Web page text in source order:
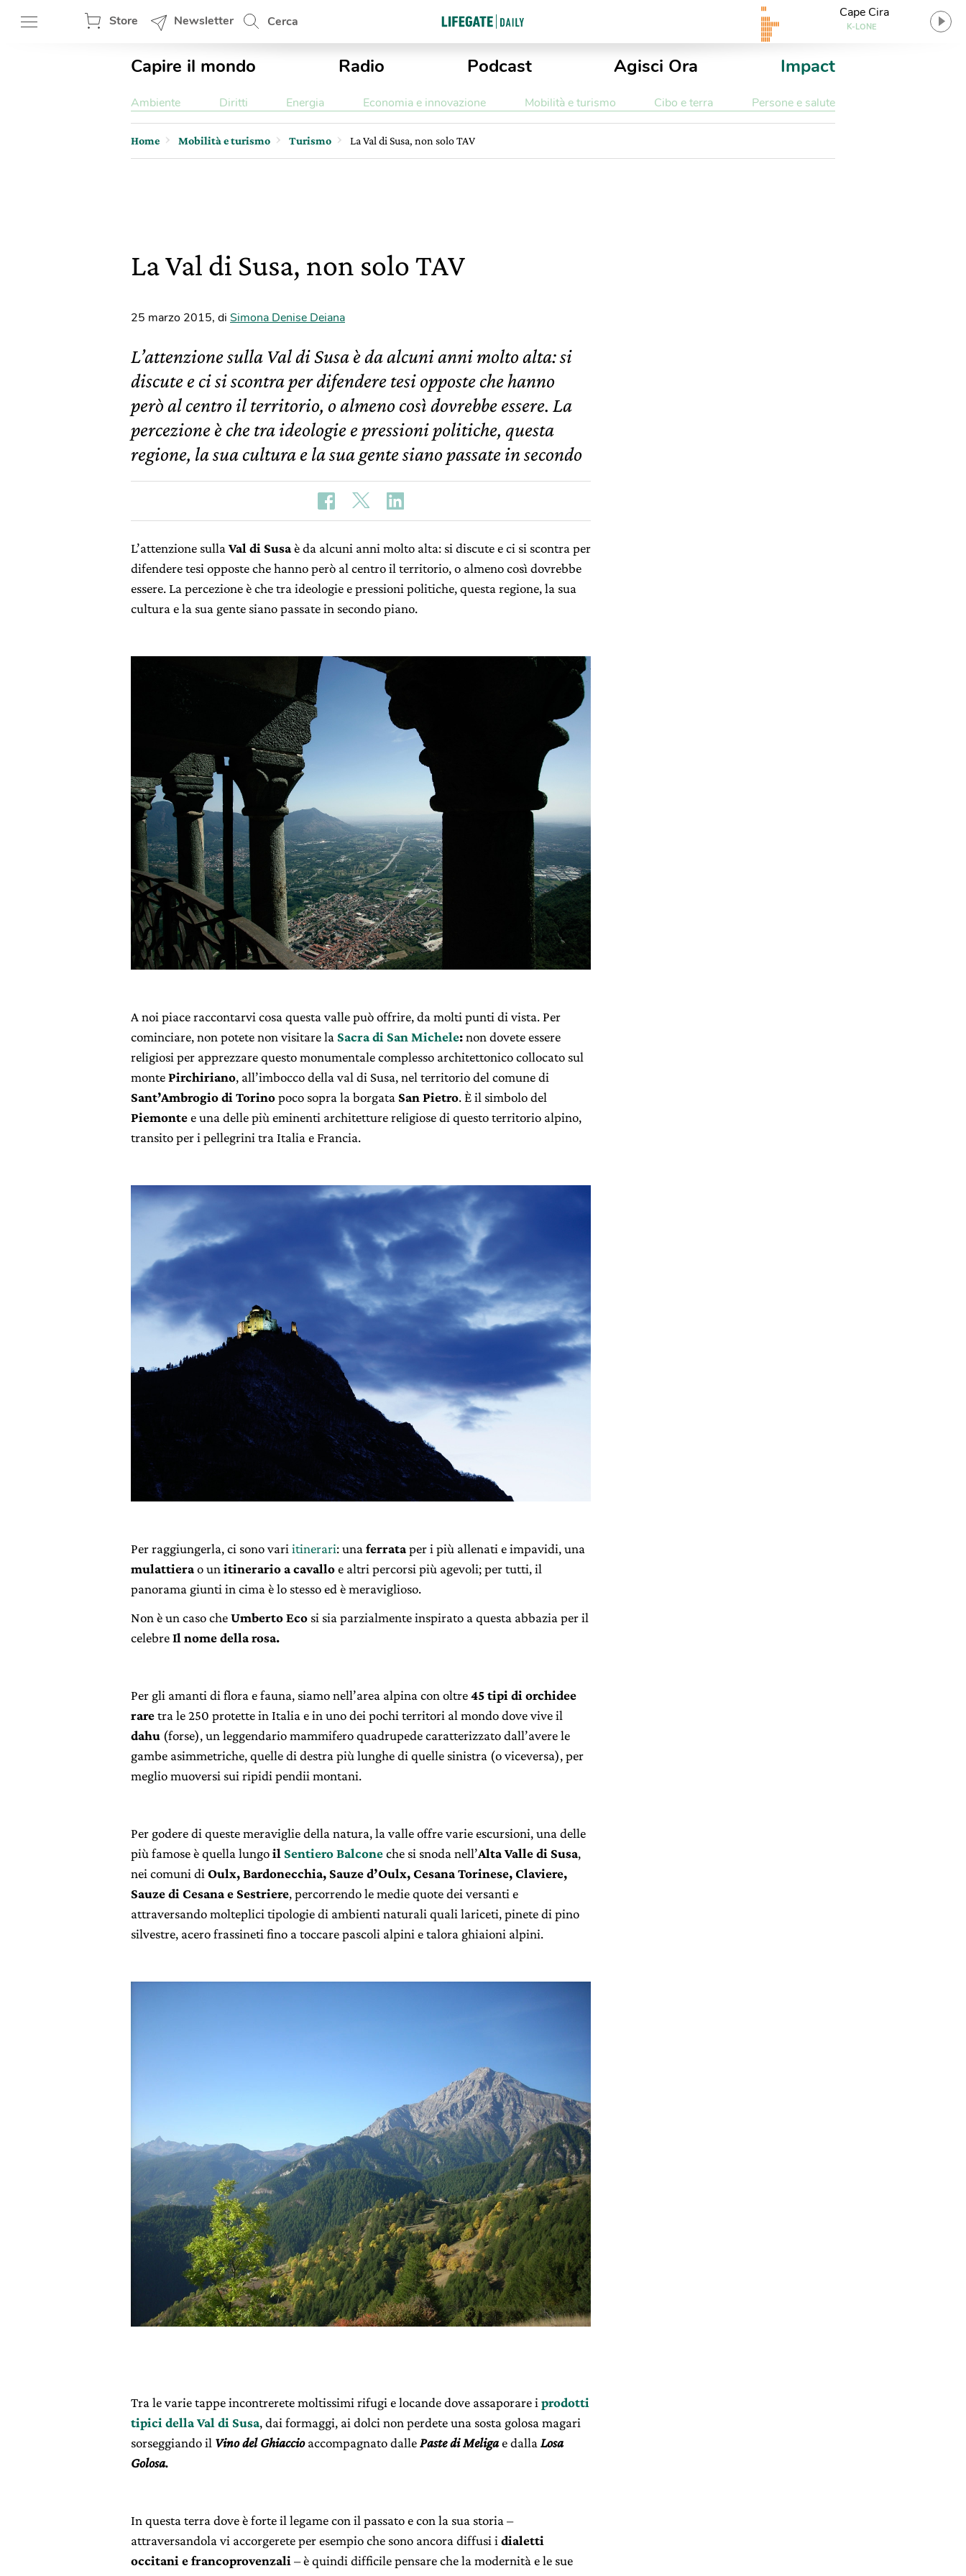
Store Newsletter Cerca
Cape Cira
K-LONE
Capire il mondo Radio Podcast Agisci Ora Impact
Ambiente Diritti Energia Economia e innovazione Mobilità e turismo Cibo e terra Persone e salute
Home Mobilità e turismo Turismo La Val di Susa, non solo TAV
La Val di Susa, non solo TAV
25 marzo 2015, di Simona Denise Deiana
L’attenzione sulla Val di Susa è da alcuni anni molto alta: si
discute e ci si scontra per difendere tesi opposte che hanno
però al centro il territorio, o almeno così dovrebbe essere. La
percezione è che tra ideologie e pressioni politiche, questa
regione, la sua cultura e la sua gente siano passate in secondo
L’attenzione sulla Val di Susaè da alcuni anni molto alta: si discute e ci si scontra per
difendere tesi opposte che hanno però al centro il territorio, o almeno così dovrebbe
essere. La percezione è che tra ideologie e pressioni politiche, questa regione, la sua
cultura e la sua gente siano passate in secondo piano.
A noi piace raccontarvi cosa questa valle può offrire, da molti punti di vista. Per
cominciare, non potete non visitare la Sacra di San Michele:non dovete essere
religiosi per apprezzare questo monumentale complesso architettonico collocato sul
montePirchiriano, all’imbocco della val di Susa, nel territorio del comune di
Sant’Ambrogio di Torinopoco sopra la borgata San Pietro. È il simbolo del
Piemontee una delle più eminenti architetture religiose di questo territorio alpino,
transito per i pellegrini tra Italia e Francia.
Per raggiungerla, ci sono variitinerari: unaferrataper i più allenati e impavidi, una
mulattierao unitinerario a cavalloe altri percorsi più agevoli; per tutti, il
panorama giunti in cima è lo stesso ed è meraviglioso.
Non è un caso cheUmberto Eco si sia parzialmente inspirato a questa abbazia per il
celebreIl nome della rosa.
Per gli amanti di flora e fauna, siamo nell’area alpina con oltre45 tipi di orchidee
raretra le 250 protette in Italia e in uno dei pochi territori al mondo dove vive il
dahu (forse), un leggendario mammifero quadrupede caratterizzato dall’avere le
gambe asimmetriche, quelle di destra più lunghe di quelle sinistra (o viceversa), per
meglio muoversi sui ripidi pendii montani.
Per godere di queste meraviglie della natura, la valle offre varie escursioni, una delle
più famose è quella lungoil Sentiero Balconeche si snoda nell’Alta Valle di Susa,
nei comuni diOulx, Bardonecchia, Sauze d’Oulx, Cesana Torinese, Claviere,
Sauze di Cesana e Sestriere, percorrendo le medie quote dei versanti e
attraversando molteplici tipologie di ambienti naturali quali lariceti, pinete di pino
silvestre, acero frassineti fino a toccare pascoli alpini e talora ghiaioni alpini.
Tra le varie tappe incontrerete moltissimi rifugi e locande dove assaporare iprodotti
tipici della Val di Susa, dai formaggi, ai dolci non perdete una sosta golosa magari
sorseggiando il Vino del Ghiaccio accompagnato dallePaste di Meligae dallaLosa
Golosa.
In questa terra dove è forte il legame con il passato e con la sua storia –
attraversandola vi accorgerete per esempio che sono ancora diffusi idialetti
occitani e francoprovenzali– è quindi difficile pensare che la modernità e le sue